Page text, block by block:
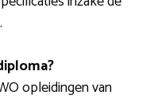
opleidingen van